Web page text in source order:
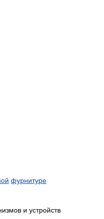
фурнитуре
и устройств